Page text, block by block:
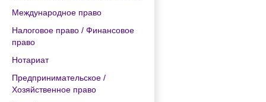
Международное право
Налоговое право / Финансовое
право
Нотариат
Предпринимательское /
Хозяйственное право